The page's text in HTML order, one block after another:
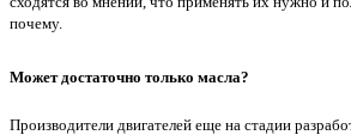
почему.
Может достаточно только масла?
Производители двигателей еще на стадии